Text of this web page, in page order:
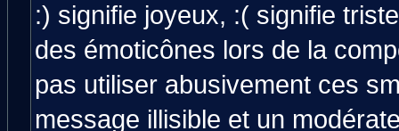
:) signifie joyeux, :( signifie
des émoticônes lors de la
pas utiliser abusivement ces
message illisible et un